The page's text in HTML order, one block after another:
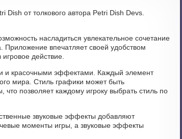
от толкового автора Petri Dish Devs.
насладиться увлекательное сочетание
Приложение впечатляет своей удобством
действие.
и красочными эффектами. Каждый элемент
мира. Стиль графики может быть
позволяет каждому игроку выбрать стиль по
звуковые эффекты добавляют
моменты игры, а звуковые эффекты